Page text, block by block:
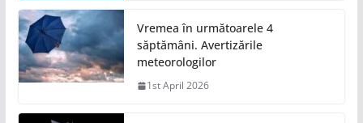
Vremea în următoarele 4
săptămâni. Avertizările
meteorologilor
1st April 2026